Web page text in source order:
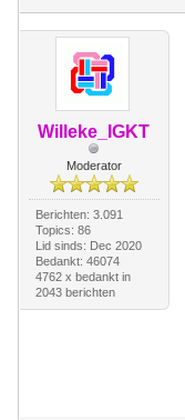
Willeke_IGKT
Moderator
Berichten: 3.091
Topics: 86
Lid sinds: Dec 2020
Bedankt: 46074
4762 x bedankt in
2043 berichten